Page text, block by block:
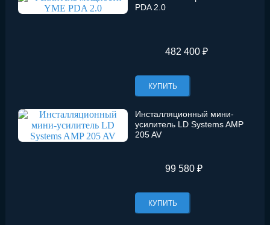
PDA 2.0
482 400 ₽
КУПИТЬ
Инсталляционный мини-
усилитель LD Systems AMP
205 AV
99 580 ₽
КУПИТЬ